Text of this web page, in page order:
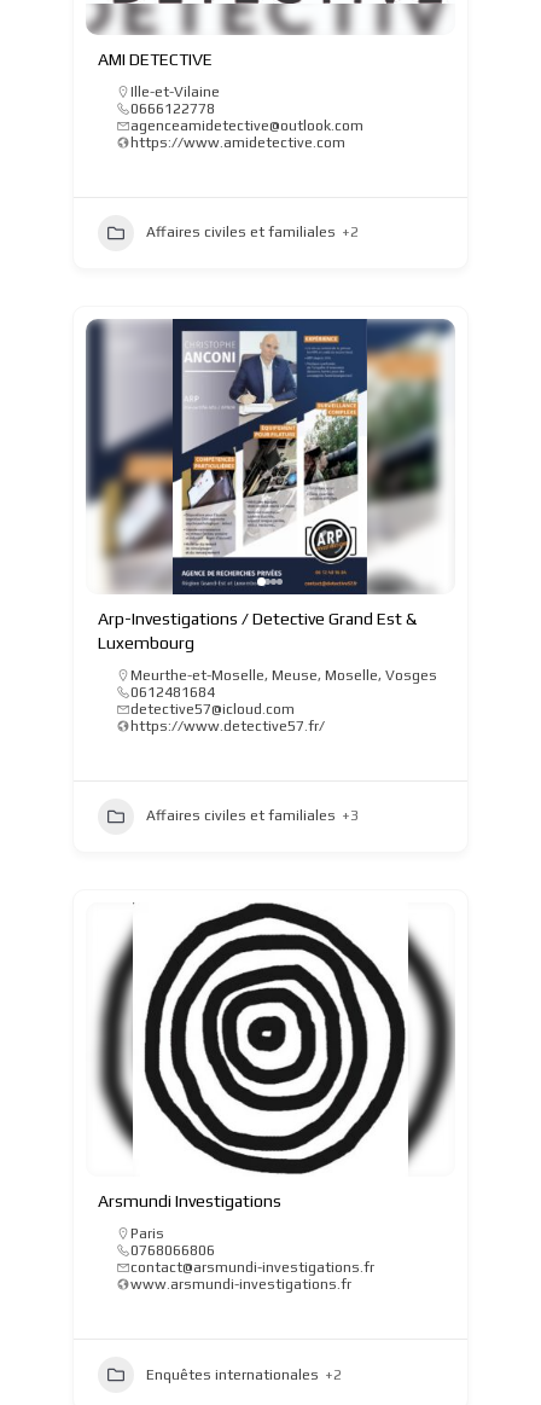
AMI DETECTIVE
Ille-et-Vilaine
0666122778
agenceamidetective@outlook.com
https://www.amidetective.com
Affaires civiles et familiales +2
Arp-Investigations / Detective Grand Est &
Luxembourg
Meurthe-et-Moselle, Meuse, Moselle, Vosges
0612481684
detective57@icloud.com
https://www.detective57.fr/
Affaires civiles et familiales +3
Arsmundi Investigations
Paris
0768066806
contact@arsmundi-investigations.fr
www.arsmundi-investigations.fr
Enquêtes internationales +2